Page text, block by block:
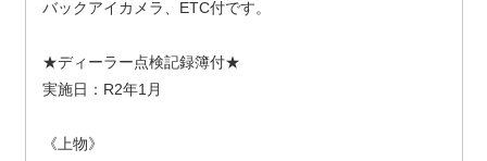
バックアイカメラ、ETC付です。
★ディーラー点検記録簿付★
実施日：R2年1月
《上物》